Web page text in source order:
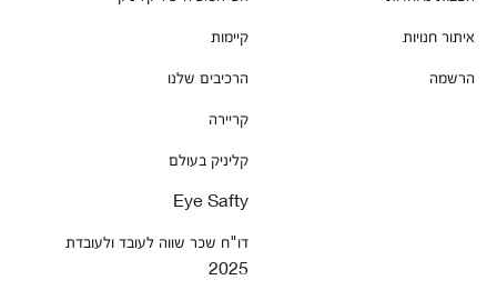
איתור חנויות
הרשמה
קיימות
הרכיבים שלנו
קריירה
קליניק בעולם
Eye Safty
דו"ח שכר שווה לעובד ולעובדת
2025